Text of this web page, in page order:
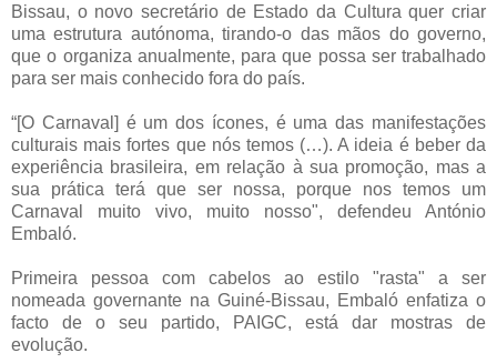
Bissau, o novo secretário de Estado da Cultura quer criar
uma estrutura autónoma, tirando-o das mãos do governo,
que o organiza anualmente, para que possa ser trabalhado
para ser mais conhecido fora do país.
“[O Carnaval] é um dos ícones, é uma das manifestações
culturais mais fortes que nós temos (…). A ideia é beber da
experiência brasileira, em relação à sua promoção, mas a
sua prática terá que ser nossa, porque nos temos um
Carnaval muito vivo, muito nosso", defendeu António
Embaló.
Primeira pessoa com cabelos ao estilo "rasta" a ser
nomeada governante na Guiné-Bissau, Embaló enfatiza o
facto de o seu partido, PAIGC, está dar mostras de
evolução.